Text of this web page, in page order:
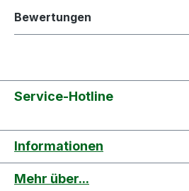
Bewertungen
Service-Hotline
Informationen
Mehr über...